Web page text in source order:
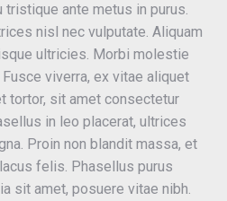
ante metus in purus.
nisl nec vulputate. Aliquam
ultricies. Morbi molestie
viverra, ex vitae aliquet
tortor, sit amet consectetur
in leo placerat, ultrices
Proin non blandit massa, et
felis. Phasellus purus
sit amet, posuere vitae nibh.